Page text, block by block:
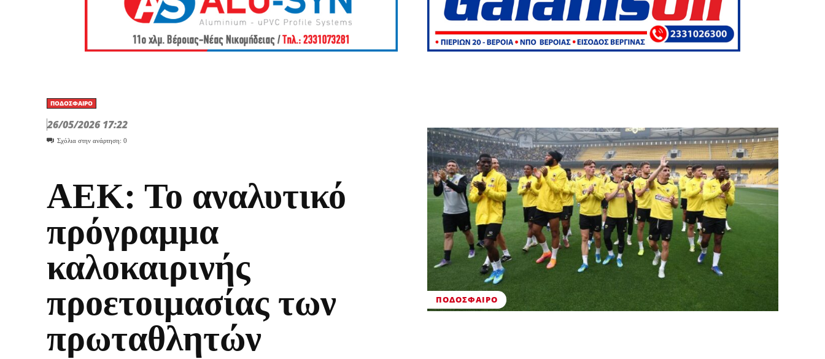
ΠΟΔΌΣΦΑΙΡΟ
26/05/2026 17:22
Σχόλια στην ανάρτηση: 0
ΑΕΚ: Το αναλυτικό
πρόγραμμα
καλοκαιρινής
προετοιμασίας των
πρωταθλητών
ΠΟΔΌΣΦΑΙΡΟ